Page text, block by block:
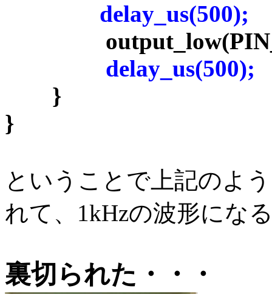
delay_us(500);
delay_us(500);
}
}
ということで上記のよ
れて、1kHzの波形にな
裏切られた・・・